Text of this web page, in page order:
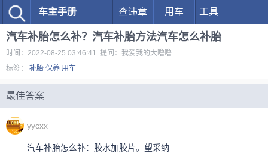
车主手册 查违章 用车 工具
汽车补胎怎么补？汽车补胎方法汽车怎么补胎
时间：2022-08-25 03:46:41 提问：我爱我的大噜噜
标签： 补胎 保养 用车
最佳答案
yycxx
汽车补胎怎么补：胶水加胶片。望采纳